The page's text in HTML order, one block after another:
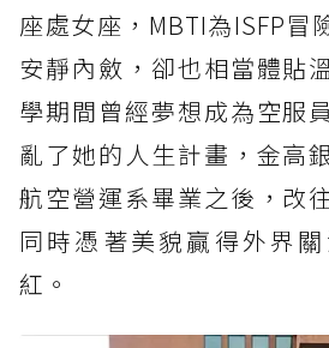
座處女座，MBTI為ISFP冒
安靜內斂，卻也相當體貼
學期間曾經夢想成為空服
亂了她的人生計畫，金高
航空營運系畢業之後，改
同時憑著美貌贏得外界
紅。